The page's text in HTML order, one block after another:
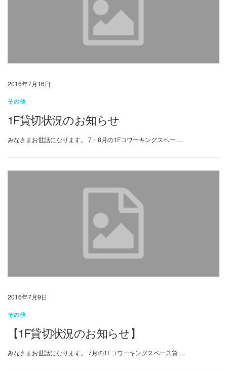
2016年7月16日
その他
1F貸切状況のお知らせ
みなさまお世話になります。 7・8月の1Fコワーキングスペー …
2016年7月9日
その他
【1F貸切状況のお知らせ】
みなさまお世話になります。 7月の1Fコワーキングスペース貸 …